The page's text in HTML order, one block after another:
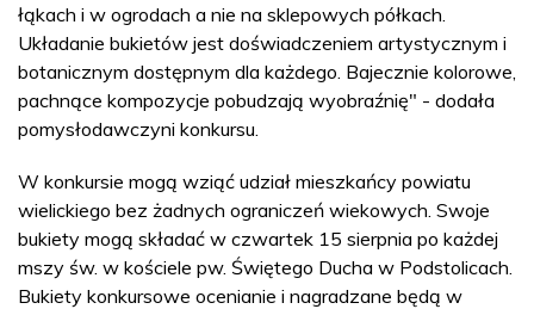
łąkach i w ogrodach a nie na sklepowych półkach.
Układanie bukietów jest doświadczeniem artystycznym i
botanicznym dostępnym dla każdego. Bajecznie kolorowe,
pachnące kompozycje pobudzają wyobraźnię" - dodała
pomysłodawczyni konkursu.
W konkursie mogą wziąć udział mieszkańcy powiatu
wielickiego bez żadnych ograniczeń wiekowych. Swoje
bukiety mogą składać w czwartek 15 sierpnia po każdej
mszy św. w kościele pw. Świętego Ducha w Podstolicach.
Bukiety konkursowe ocenianie i nagradzane będą w